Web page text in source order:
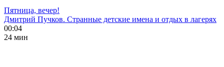
Пятница, вечер!
Дмитрий Пучков. Странные детские имена и отдых в лагерях
00:04
24 мин